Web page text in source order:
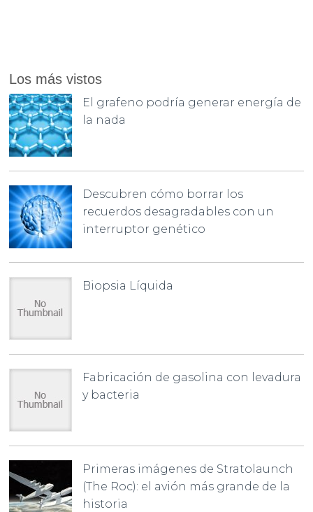
Los más vistos
El grafeno podría generar energía de
la nada
Descubren cómo borrar los
recuerdos desagradables con un
interruptor genético
Biopsia Líquida
Fabricación de gasolina con levadura
y bacteria
Primeras imágenes de Stratolaunch
(The Roc): el avión más grande de la
historia